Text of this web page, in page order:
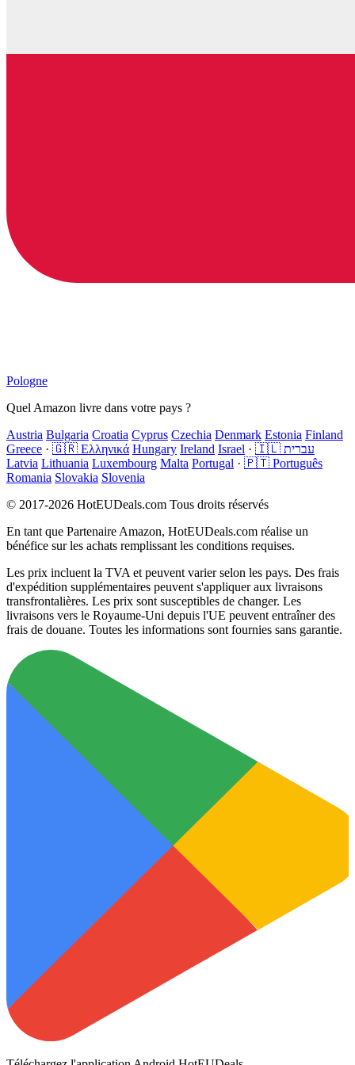
Pologne
Quel Amazon livre dans votre pays ?
Austria Bulgaria Croatia Cyprus Czechia Denmark Estonia Finland
Greece · 🇬🇷 Ελληνικά Hungary Ireland Israel ·
🇮🇱 עברית
Latvia Lithuania Luxembourg Malta Portugal · 🇵🇹 Português
Romania Slovakia Slovenia
© 2017-2026 HotEUDeals.com Tous droits réservés
En tant que Partenaire Amazon, HotEUDeals.com réalise un
bénéfice sur les achats remplissant les conditions requises.
Les prix incluent la TVA et peuvent varier selon les pays. Des frais
d'expédition supplémentaires peuvent s'appliquer aux livraisons
transfrontalières. Les prix sont susceptibles de changer. Les
livraisons vers le Royaume-Uni depuis l'UE peuvent entraîner des
frais de douane. Toutes les informations sont fournies sans garantie.